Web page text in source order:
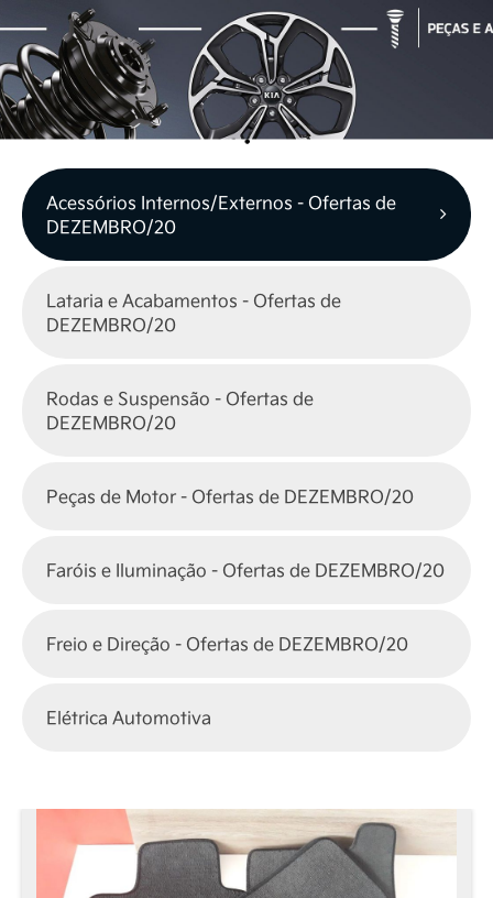
Acessórios Internos/Externos - Ofertas de
DEZEMBRO/20
Lataria e Acabamentos - Ofertas de
DEZEMBRO/20
Rodas e Suspensão - Ofertas de
DEZEMBRO/20
Peças de Motor - Ofertas de DEZEMBRO/20
Faróis e Iluminação - Ofertas de DEZEMBRO/20
Freio e Direção - Ofertas de DEZEMBRO/20
Elétrica Automotiva